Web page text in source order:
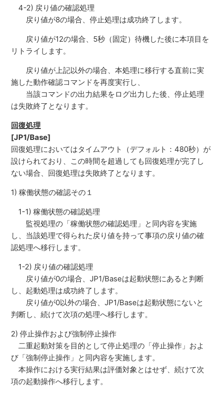
4-2) 戻り値の確認処理
戻り値が8の場合、停止処理は成功終了します。
戻り値が12の場合、5秒（固定）待機した後に本項目を
リトライします。
戻り値が上記以外の場合、本処理に移行する直前に実
施した動作確認コマンドを再度実行し、
当該コマンドの出力結果をログ出力した後、停止処理
は失敗終了となります。
回復処理
[JP1/Base]
回復処理においてはタイムアウト（デフォルト：480秒）が
設けられており、この時間を超過しても回復処理が完了し
ない場合、回復処理は失敗終了となります。
1) 稼働状態の確認その１
1-1) 稼働状態の確認処理
監視処理の「稼働状態の確認処理」と同内容を実施
し、当該処理で得られた戻り値を持って事項の戻り値の確
認処理へ移行します。
1-2) 戻り値の確認処理
戻り値が0の場合、JP1/Baseは起動状態にあると判断
し、起動処理は成功終了します。
戻り値が0以外の場合、JP1/Baseは起動状態にないと
判断し、続けて次項の処理へ移行します。
2) 停止操作および強制停止操作
二重起動対策を目的として停止処理の「停止操作」およ
び「強制停止操作」と同内容を実施します。
本操作における実行結果は評価対象とはせず、続けて次
項の起動操作へ移行します。